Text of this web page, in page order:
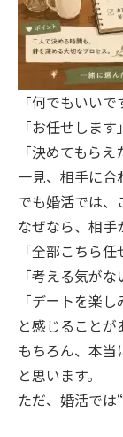
「何でもいいで
「お任せします」
「決めてもらえ
一見、相手に合
でも婚活では、
なぜなら、相手
「全部こちら任
「考える気がな
「デートを楽
と感じることが
もちろん、本当
と思います。
ただ、婚活では